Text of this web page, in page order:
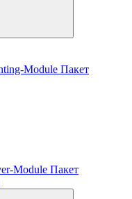
Module Пакет